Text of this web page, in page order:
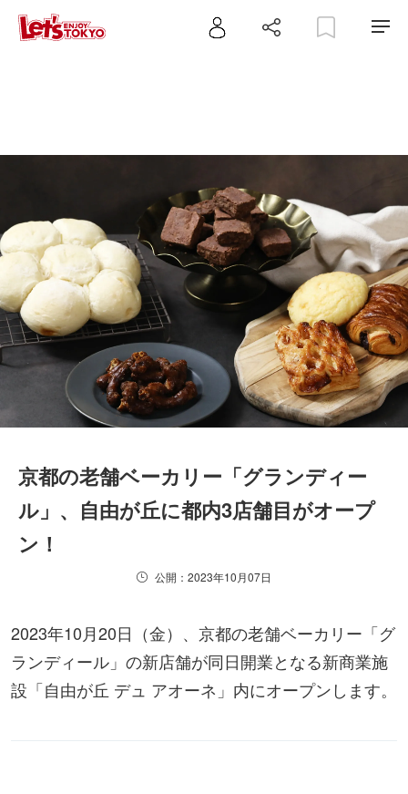
京都の老舗ベーカリー「グランディー
ル」、自由が丘に都内3店舗目がオープ
ン！
公開：2023年10月07日
2023年10月20日（金）、京都の老舗ベーカリー「グ
ランディール」の新店舗が同日開業となる新商業施
設「自由が丘 デュ アオーネ」内にオープンします。